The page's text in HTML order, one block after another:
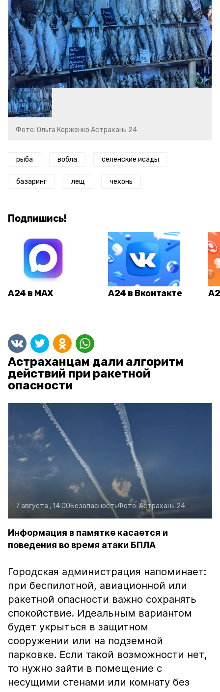
Фото: Ольга Корженко Астрахань 24
рыба вобла селенские исады
базаринг лещ чехонь
Подпишись!
А24 в MAX А24 в Вконтакте
Астраханцам дали алгоритм
действий при ракетной
опасности
7 августа , 14:00БезопасностьФото: Астрахань 24
Информация в памятке касается и
поведения во время атаки БПЛА
Городская администрация напоминает:
при беспилотной, авиационной или
ракетной опасности важно сохранять
спокойствие. Идеальным вариантом
будет укрыться в защитном
сооружении или на подземной
парковке. Если такой возможности нет,
то нужно зайти в помещение с
несущими стенами или комнату без